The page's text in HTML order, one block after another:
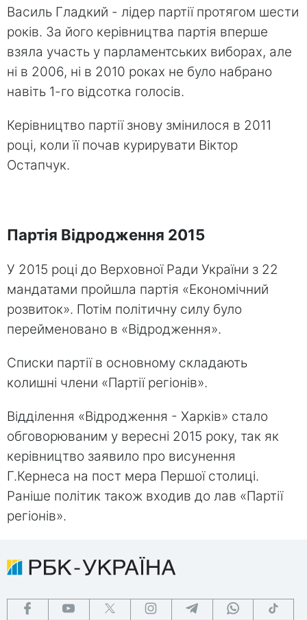
Василь Гладкий - лідер партії протягом шести
років. За його керівництва партія вперше
взяла участь у парламентських виборах, але
ні в 2006, ні в 2010 роках не було набрано
навіть 1-го відсотка голосів.
Керівництво партії знову змінилося в 2011
році, коли її почав курирувати Віктор
Остапчук.
Партія Відродження 2015
У 2015 році до Верховної Ради України з 22
мандатами пройшла партія «Економічний
розвиток». Потім політичну силу було
перейменовано в «Відродження».
Списки партії в основному складають
колишні члени «Партії регіонів».
Відділення «Відродження - Харків» стало
обговорюваним у вересні 2015 року, так як
керівництво заявило про висунення
Г.Кернеса на пост мера Першої столиці.
Раніше політик також входив до лав «Партії
регіонів».